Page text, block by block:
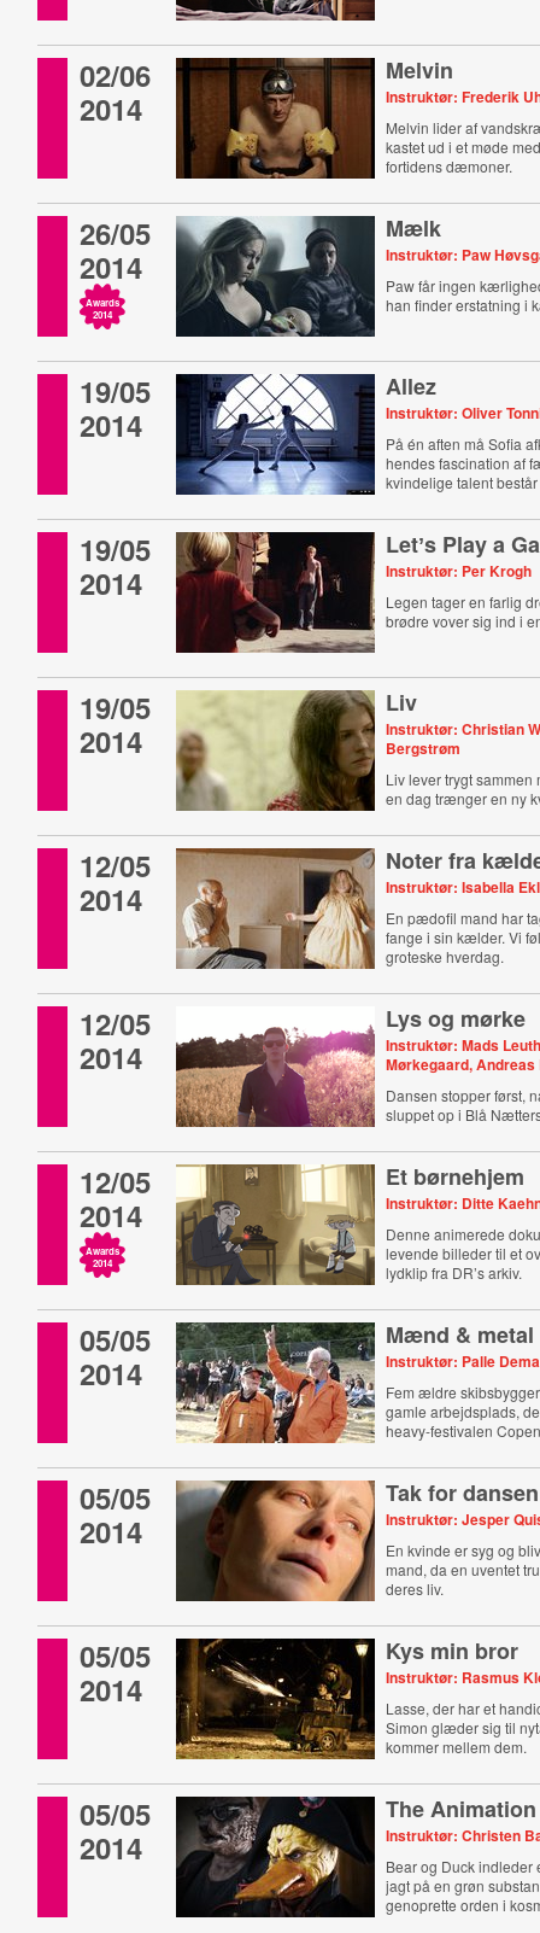
02/06
2014
Melvin
Instruktør: Frederik
Melvin lider af
kastet ud i et møde
fortidens dæmoner.
26/05
2014
Awards
2014
Mælk
Instruktør: Paw
Paw får ingen
han finder erstatning i
19/05
2014
Allez
Instruktør: Oliver
På én aften må Sofia
hendes fascination af
kvindelige talent
19/05
2014
Letʼs Play a
Instruktør: Per Krogh
Legen tager en farlig
brødre vover sig ind i
19/05
2014
Liv
Instruktør: Christian
Bergstrøm
Liv lever trygt sammen
en dag trænger en ny
12/05
2014
Noter fra
Instruktør: Isabella
En pædofil mand har
fange i sin kælder. Vi
groteske hverdag.
12/05
2014
Lys og mørke
Instruktør: Mads
Mørkegaard,
Dansen stopper først,
sluppet op i Blå
12/05
2014
Awards
2014
Et børnehjem
Instruktør: Ditte
Denne animerede
levende billeder til et
lydklip fra DR’s arkiv.
05/05
2014
Mænd & metal
Instruktør: Palle
Fem ældre
gamle arbejdsplads,
heavy-festivalen
05/05
2014
Tak for dansen
Instruktør: Jesper
En kvinde er syg og
mand, da en uventet
deres liv.
05/05
2014
Kys min bror
Instruktør: Rasmus
Lasse, der har et
Simon glæder sig til
kommer mellem dem.
05/05
2014
The
Instruktør: Christen
Bear og Duck
jagt på en grøn
genoprette orden i